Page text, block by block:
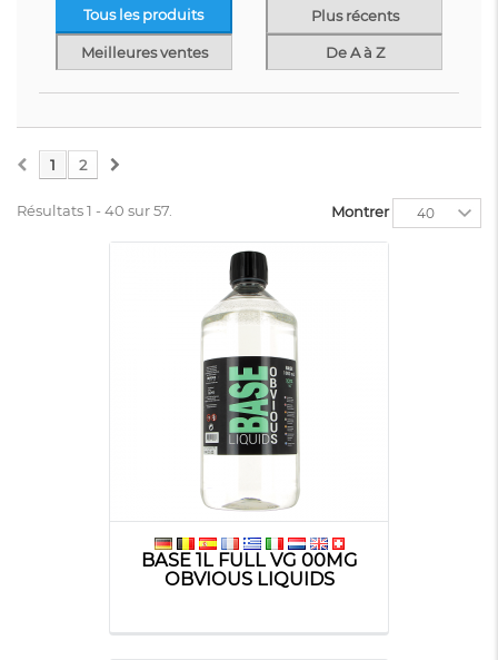
Tous les produits Plus récents
Meilleures ventes De A à Z
1 2
Résultats 1 - 40 sur 57. Montrer 40
BASE 1L FULL VG 00MG
OBVIOUS LIQUIDS